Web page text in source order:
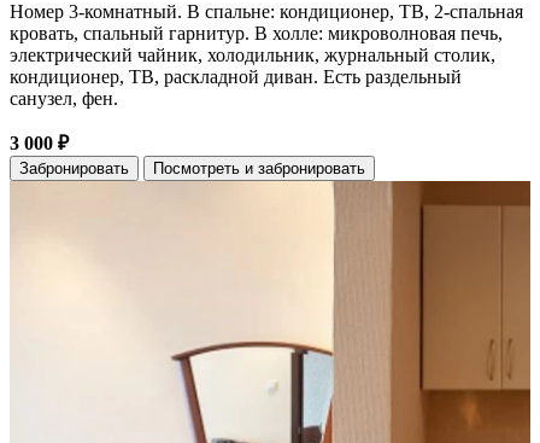
Номер 3-комнатный. В спальне: кондиционер, ТВ, 2-спальная
кровать, спальный гарнитур. В холле: микроволновая печь,
электрический чайник, холодильник, журнальный столик,
кондиционер, ТВ, раскладной диван. Есть раздельный
санузел, фен.
3 000 ₽
Забронировать Посмотреть и забронировать